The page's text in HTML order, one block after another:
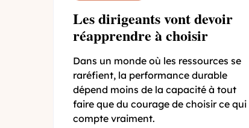
Les dirigeants vont devoir
réapprendre à choisir
Dans un monde où les ressources se
raréfient, la performance durable
dépend moins de la capacité à tout
faire que du courage de choisir ce qui
compte vraiment.